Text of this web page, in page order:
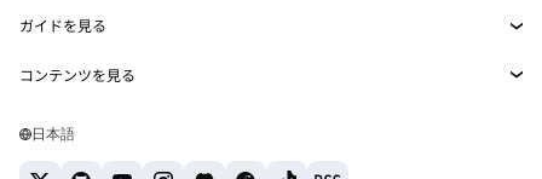
Snaps
Web3サービス
セキュリティ
サポート
キャリア
お問い合わせ
Solanaの価格
Tetherの価格
ETH→USD
USDT→INR
BTC→INR
ガイドを見る
ETHの購入
コンテンツを見る
Solanaウォレット
日本語